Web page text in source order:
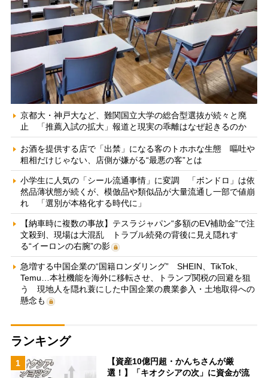
京都大・神戸大など、難関国立大学の総合型選抜が続々と廃
止 「推薦入試の拡大」報道と現実の乖離はなぜ起きるのか
お酒を提供する店で「出禁」になる客のトホホな生態 嘔吐や
粗相だけじゃない、店側が嫌がる“最悪の客”とは
小学生に人気の「シール流通事情」に変調 「ボンドロ」は依
然品薄状態が続くが、模倣品や類似品が大量流通し一部で値崩
れ 「選別が本格化する時代に」
【納車時に複数の事故】テスラジャパン“多額のEV補助金”で注
文殺到、現場は大混乱 トラブル続発の背後に見え隠れす
る“イーロンの右腕”の影
急増する中国企業の“国籍ロンダリング” SHEIN、TikTok、
Temu…本社機能を海外に移転させ、トランプ関税の回避を狙
う 現地人を隠れ蓑にした中国企業の農業参入・土地取得への
懸念も
ランキング
1
【資産10億円超・かんちさんが厳
選！】「キオクシアの次」に資金が流